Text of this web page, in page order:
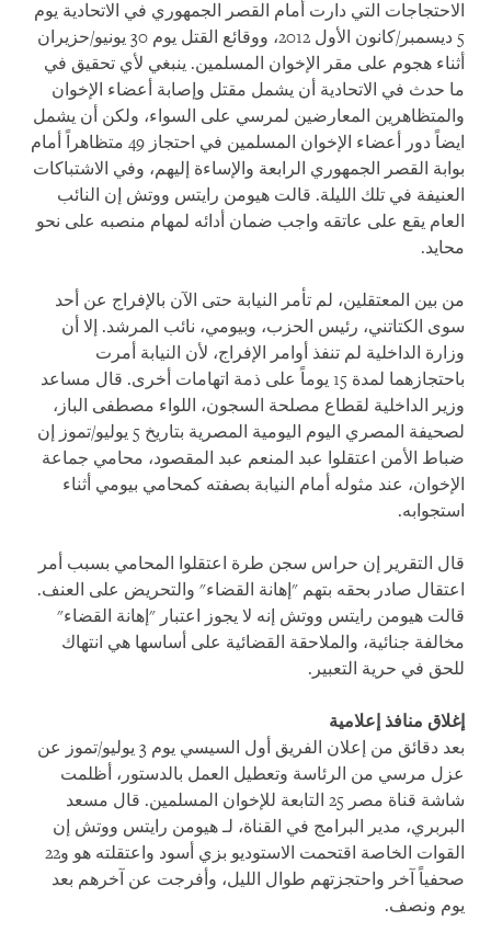
الاحتجاجات التي دارت أمام القصر الجمهوري في الاتحادية يوم
5 ديسمبر/كانون الأول 2012، ووقائع القتل يوم 30 يونيو/حزيران
أثناء هجوم على مقر الإخوان المسلمين. ينبغي لأي تحقيق في
ما حدث في الاتحادية أن يشمل مقتل وإصابة أعضاء الإخوان
والمتظاهرين المعارضين لمرسي على السواء، ولكن أن يشمل
ايضاً دور أعضاء الإخوان المسلمين في احتجاز 49 متظاهراً أمام
بوابة القصر الجمهوري الرابعة والإساءة إليهم، وفي الاشتباكات
العنيفة في تلك الليلة. قالت هيومن رايتس ووتش إن النائب
العام يقع على عاتقه واجب ضمان أدائه لمهام منصبه على نحو
محايد.
من بين المعتقلين، لم تأمر النيابة حتى الآن بالإفراج عن أحد
سوى الكتاتني، رئيس الحزب، وبيومي، نائب المرشد. إلا أن
وزارة الداخلية لم تنفذ أوامر الإفراج، لأن النيابة أمرت
باحتجازهما لمدة 15 يوماً على ذمة اتهامات أخرى. قال مساعد
وزير الداخلية لقطاع مصلحة السجون، اللواء مصطفى الباز،
لصحيفة المصري اليوم اليومية المصرية بتاريخ 5 يوليو/تموز إن
ضباط الأمن اعتقلوا عبد المنعم عبد المقصود، محامي جماعة
الإخوان، عند مثوله أمام النيابة بصفته كمحامي بيومي أثناء
استجوابه.
قال التقرير إن حراس سجن طرة اعتقلوا المحامي بسبب أمر
اعتقال صادر بحقه بتهم "إهانة القضاء" والتحريض على العنف.
قالت هيومن رايتس ووتش إنه لا يجوز اعتبار "إهانة القضاء"
مخالفة جنائية، والملاحقة القضائية على أساسها هي انتهاك
للحق في حرية التعبير.
إغلاق منافذ إعلامية
بعد دقائق من إعلان الفريق أول السيسي يوم 3 يوليو/تموز عن
عزل مرسي من الرئاسة وتعطيل العمل بالدستور، أظلمت
شاشة قناة مصر 25 التابعة للإخوان المسلمين. قال مسعد
البربري، مدير البرامج في القناة، لـ هيومن رايتس ووتش إن
القوات الخاصة اقتحمت الاستوديو بزي أسود واعتقلته هو و22
صحفياً آخر واحتجزتهم طوال الليل، وأفرجت عن آخرهم بعد
يوم ونصف.